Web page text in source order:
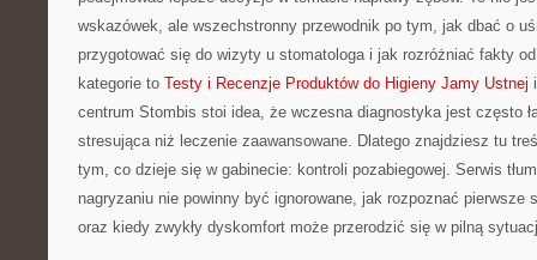
wskazówek, ale wszechstronny przewodnik po tym, jak dbać o
przygotować się do wizyty u stomatologa i jak rozróżniać fakty
kategorie to Testy i Recenzje Produktów do Higieny Jamy Ustnej
centrum Stombis stoi idea, że wczesna diagnostyka jest często
stresująca niż leczenie zaawansowane. Dlatego znajdziesz tu
tym, co dzieje się w gabinecie: kontroli pozabiegowej. Serwis
nagryzaniu nie powinny być ignorowane, jak rozpoznać pierwsze
oraz kiedy zwykły dyskomfort może przerodzić się w pilną